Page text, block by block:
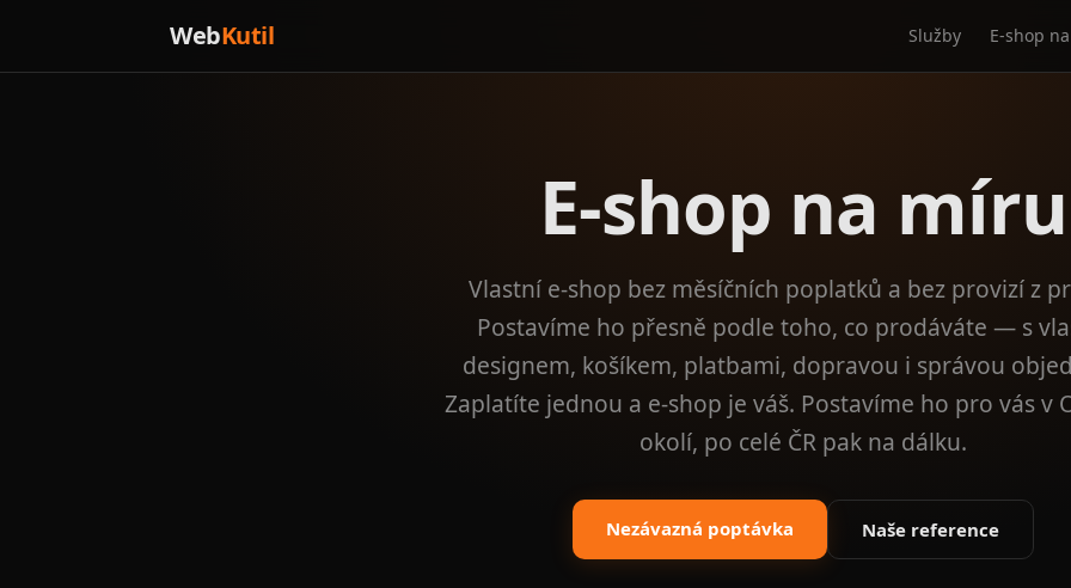
WebKutil Služby E-shop
E-shop na míru
Vlastní e-shop bez měsíčních poplatků a bez provizí z
Postavíme ho přesně podle toho, co prodáváte — s
designem, košíkem, platbami, dopravou i správou
Zaplatíte jednou a e-shop je váš. Postavíme ho pro vás v
okolí, po celé ČR pak na dálku.
Nezávazná poptávka Naše reference